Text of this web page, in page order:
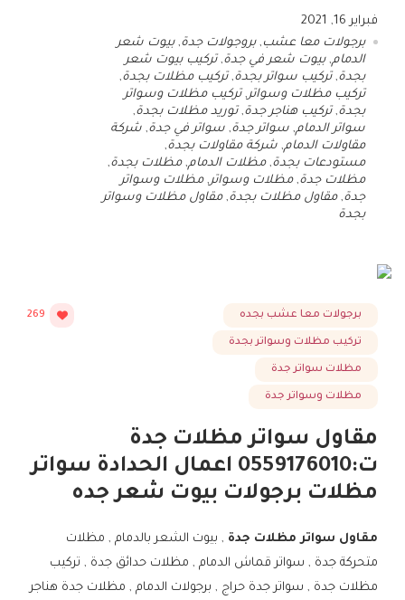
فبراير 16, 2021
برجولات معا عشب ,بروجولات جدة,بيوت شعر
الدمام,بيوت شعر في جدة,تركيب بيوت شعر
بجدة,تركيب سواتر بجدة,تركيب مظلات بجدة,
تركيب مظلات وسواتر ,تركيب مظلات وسواتر
بجدة,تركيب هناجر جدة,توريد مظلات بجدة,
سواتر الدمام, سواتر جدة, سواتر في جدة, شركة
مقاولات الدمام, شركة مقاولات بجدة,
مستودعات بجدة,مظلات الدمام,مظلات بجدة,
مظلات جدة,مظلات وسواتر ,مظلات وسواتر
جدة,مقاول مظلات بجدة,مقاول مظلات وسواتر
بجدة
برجولات معا عشب بجده
تركيب مظلات وسواتر بجدة
مظلات سواتر جدة
مظلات وسواتر جدة
269
مقاول سواتر مظلات جدة
ت:0559176010 اعمال الحدادة سواتر
مظلات برجولات بيوت شعر جده
مقاول سواتر مظلات جدة , بيوت الشعر بالدمام , مظلات
متحركة جدة , سواتر قماش الدمام , مظلات حدائق جدة , تركيب
مظلات جدة , سواتر جدة حراج , برجولات الدمام , مظلات جدة هناجر